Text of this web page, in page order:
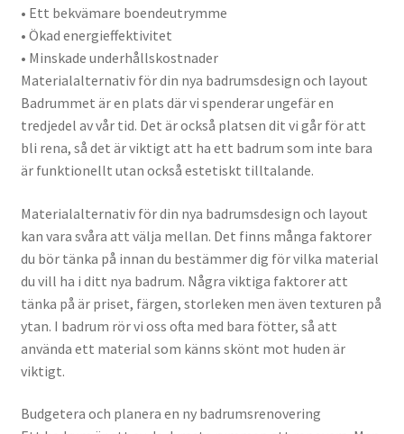
• Ett bekvämare boendeutrymme
• Ökad energieffektivitet
• Minskade underhållskostnader
Materialalternativ för din nya badrumsdesign och layout
Badrummet är en plats där vi spenderar ungefär en
tredjedel av vår tid. Det är också platsen dit vi går för att
bli rena, så det är viktigt att ha ett badrum som inte bara
är funktionellt utan också estetiskt tilltalande.
Materialalternativ för din nya badrumsdesign och layout
kan vara svåra att välja mellan. Det finns många faktorer
du bör tänka på innan du bestämmer dig för vilka material
du vill ha i ditt nya badrum. Några viktiga faktorer att
tänka på är priset, färgen, storleken men även texturen på
ytan. I badrum rör vi oss ofta med bara fötter, så att
använda ett material som känns skönt mot huden är
viktigt.
Budgetera och planera en ny badrumsrenovering